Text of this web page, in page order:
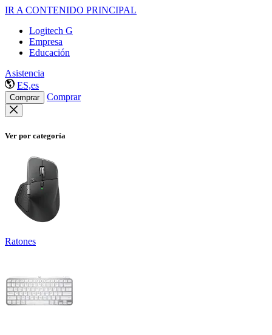
IR A CONTENIDO PRINCIPAL
Logitech G
Empresa
Educación
Asistencia
ES,es
Comprar Comprar
Ver por categoría
Ratones